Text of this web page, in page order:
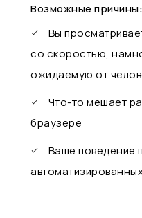
Возможные причины:
Вы
со скоростью,
ожидаемую от
Что-то мешает
браузере
Ваше поведение